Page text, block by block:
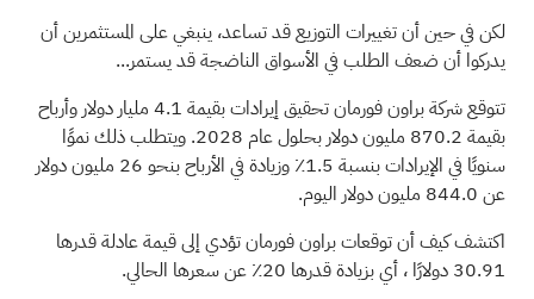
لكن في حين أن تغييرات التوزيع قد تساعد، ينبغي على المستثمرين أن
يدركوا أن ضعف الطلب في الأسواق الناضجة قد يستمر...
تتوقع شركة براون فورمان تحقيق إيرادات بقيمة 4.1 مليار دولار وأرباح
بقيمة 870.2 مليون دولار بحلول عام 2028. ويتطلب ذلك نموًا
سنويًا في الإيرادات بنسبة 1.5٪ وزيادة في الأرباح بنحو 26 مليون دولار
عن 844.0 مليون دولار اليوم.
اكتشف كيف أن توقعات براون فورمان تؤدي إلى قيمة عادلة قدرها
30.91 دولارًا
، أي بزيادة قدرها 20٪ عن سعرها الحالي.